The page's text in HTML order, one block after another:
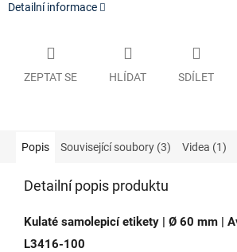
Detailní informace
ZEPTAT SE HLÍDAT SDÍLET
Popis Související soubory (3) Videa (1)
Detailní popis produktu
Kulaté samolepicí etikety | Ø 60 mm |
L3416-100